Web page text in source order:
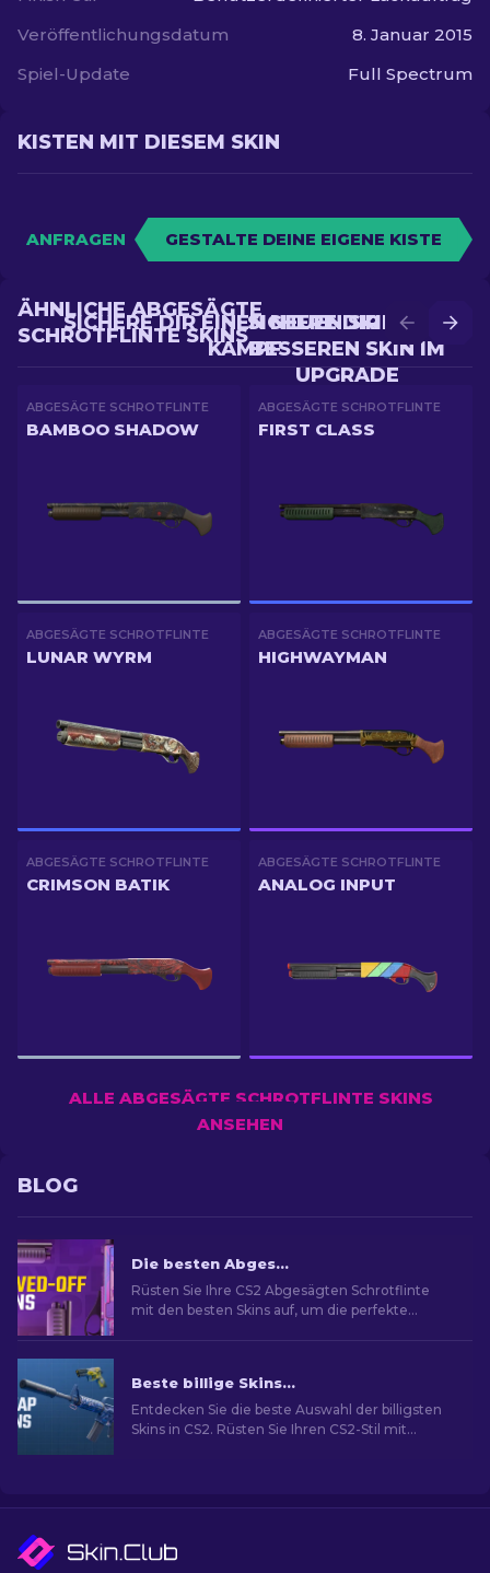
Veröffentlichungsdatum
8. Januar 2015
Spiel-Update
Full Spectrum
KISTEN MIT DIESEM SKIN
ANFRAGEN GESTALTE DEINE EIGENE KISTE
SICHERE DIR EINEN
BESSEREN SKIN IM
UPGRADE
SICHERE DIR EINEN NEUEN SKIN IM
KAMPF
ÄHNLICHE ABGESÄGTE
SCHROTFLINTE SKINS
ABGESÄGTE SCHROTFLINTE
BAMBOO SHADOW
ABGESÄGTE SCHROTFLINTE
FIRST CLASS
ABGESÄGTE SCHROTFLINTE
LUNAR WYRM
ABGESÄGTE SCHROTFLINTE
HIGHWAYMAN
ABGESÄGTE SCHROTFLINTE
CRIMSON BATIK
ABGESÄGTE SCHROTFLINTE
ANALOG INPUT
ALLE ABGESÄGTE SCHROTFLINTE SKINS
ANSEHEN
BLOG
Die besten Abgesägte Schrotflinte Skins in CS2
Rüsten Sie Ihre CS2 Abgesägten Schrotflinte
mit den besten Skins auf, um die perfekte
Beste billige Skins in CS2 [2026]
Entdecken Sie die beste Auswahl der billigsten
Skins in CS2. Rüsten Sie Ihren CS2-Stil mit